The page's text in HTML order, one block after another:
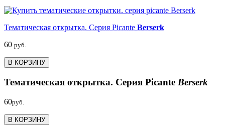
Тематическая открытка. Серия Picante Berserk
60 руб.
В КОРЗИНУ
Тематическая открытка. Серия Picante Berserk
60руб.
В КОРЗИНУ